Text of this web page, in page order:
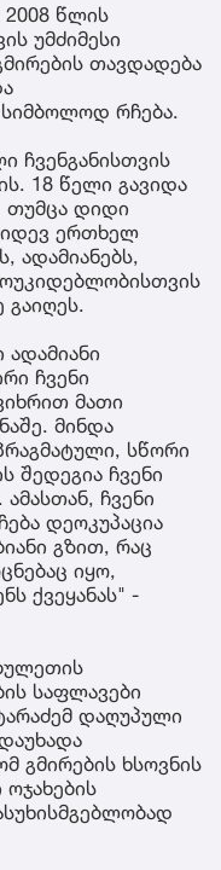
2008 წლის
უმძიმესი
თავდადება
რჩება.
ჩვენგანისთვის
18 წელი გავიდა
თუმცა დიდი
ერთხელ
ადამიანებს,
ჩვენი
მათი
მინდა
სწორი
შედეგია ჩვენი
ჩვენი
დეოკუპაცია
გზით, რაც
იყო,
ქვეყანას" -
საფლავები
დაღუპული
გმირების ხსოვნის